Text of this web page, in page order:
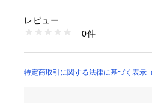
生産国：中国
1099400000198
レビュー
0件
特定商取引に関する法律に基づく表示